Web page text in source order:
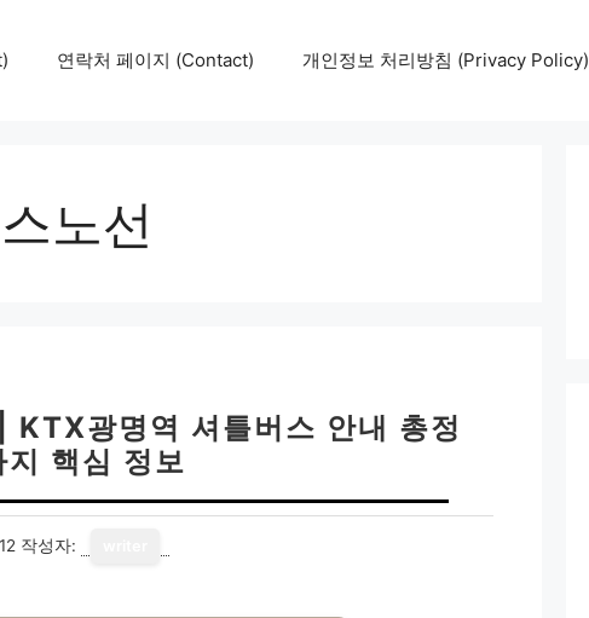
연락처 페이지 (Contact) 개인정보 처리방침 (Privacy Policy)
노선
KTX광명역 셔틀버스 안내 총정
핵심 정보
작성자: